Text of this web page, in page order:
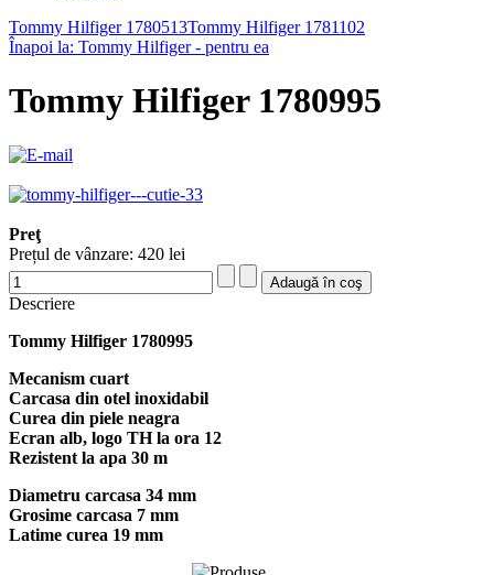
Tommy Hilfiger 1780513Tommy Hilfiger 1781102
Înapoi la: Tommy Hilfiger - pentru ea
Tommy Hilfiger 1780995
Preţ
Prețul de vânzare: 420 lei
Descriere
Tommy Hilfiger 1780995
Mecanism cuart
Carcasa din otel inoxidabil
Curea din piele neagra
Ecran alb, logo TH la ora 12
Rezistent la apa 30 m
Diametru carcasa 34 mm
Grosime carcasa 7 mm
Latime curea 19 mm